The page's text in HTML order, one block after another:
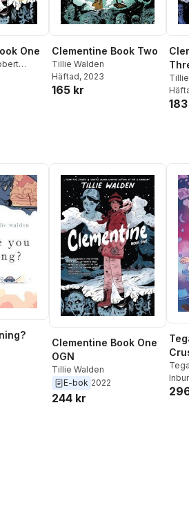
One Clementine Book Two
Tillie Walden
Häftad, 2023
165 kr
Totalt antal röster:
Clementine Book One
OGN
Tillie Walden
E-bok 2022
244 kr